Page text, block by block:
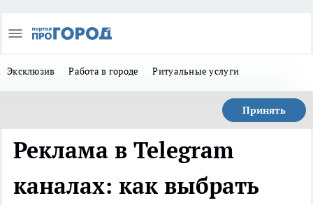
Эксклюзив Работа в городе Ритуальные услуги
Принять
Реклама в Telegram
каналах: как выбрать